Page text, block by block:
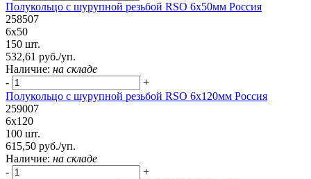
Полукольцо с шурупной резьбой RSO 6х50мм Россия
258507
6х50
150 шт.
532,61 руб./уп.
Наличие: на складе
-
+
Полукольцо с шурупной резьбой RSO 6х120мм Россия
259007
6х120
100 шт.
615,50 руб./уп.
Наличие: на складе
-
+